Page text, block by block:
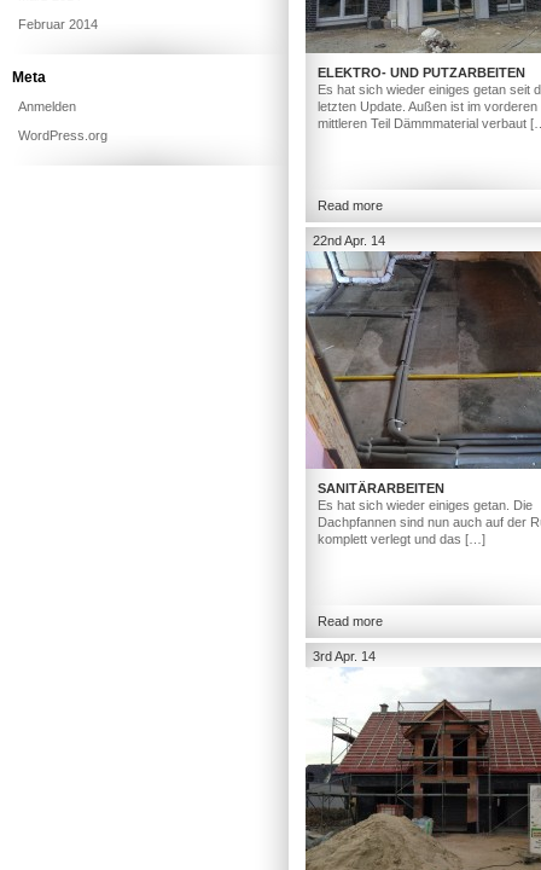
ELEKTRO- UND PUTZARBEITEN
Es hat sich wieder einiges getan seit
letzten Update. Außen ist im vorderen
mittleren Teil Dämmmaterial verbaut
Read more
22nd Apr. 14
SANITÄRARBEITEN
Es hat sich wieder einiges getan. Die
Dachpfannen sind nun auch auf der
komplett verlegt und das […]
Read more
3rd Apr. 14
Februar 2014
Meta
Anmelden
WordPress.org